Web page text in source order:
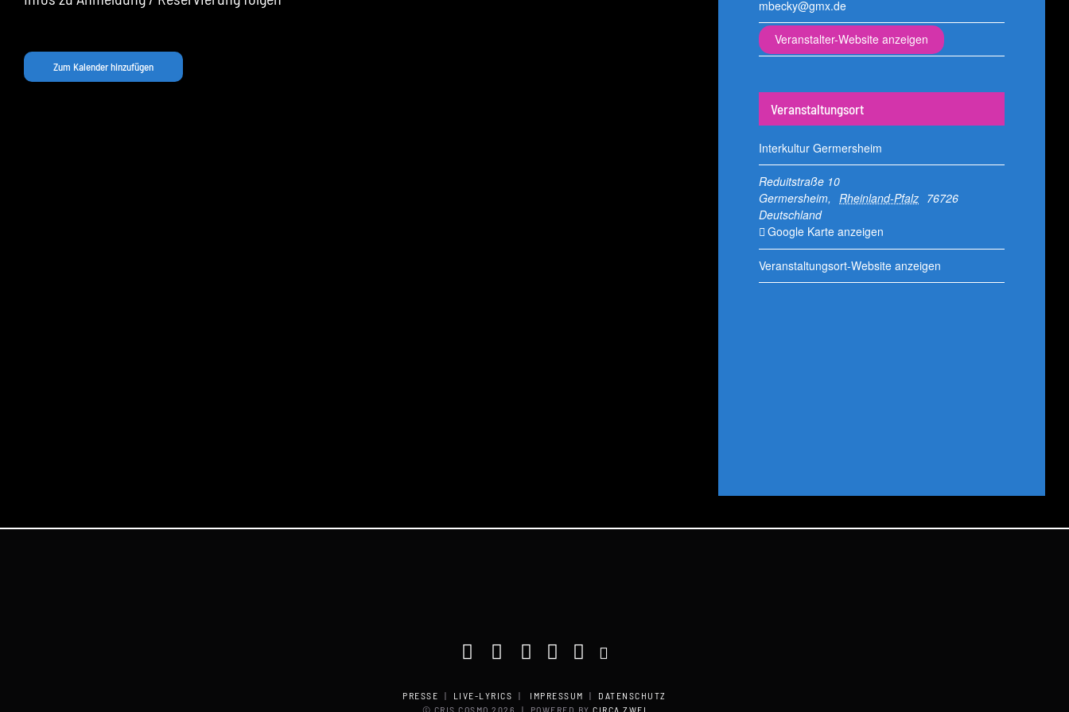
Zum Kalender hinzufügen
mbecky@gmx.de
Veranstalter-Website anzeigen
Veranstaltungsort
Interkultur Germersheim
Reduitstraße 10
Germersheim, Rheinland-Pfalz 76726
Deutschland
Google Karte anzeigen
Veranstaltungsort-Website anzeigen
PRESSE | LIVE-LYRICS | IMPRESSUM | DATENSCHUTZ
© CRIS COSMO2026 | POWERED BYCIRCA ZWEI